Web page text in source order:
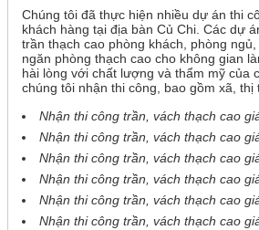
Chúng tôi đã thực hiện nhiều dự án thi
khách hàng tại địa bàn Củ Chi. Các dự
trần thạch cao phòng khách, phòng
ngăn phòng thạch cao cho không gian
hài lòng với chất lượng và thẩm mỹ của
chúng tôi nhận thi công, bao gồm xã, thị
Nhận thi công trần, vách thạch cao
Nhận thi công trần, vách thạch cao
Nhận thi công trần, vách thạch cao
Nhận thi công trần, vách thạch cao
Nhận thi công trần, vách thạch cao
Nhận thi công trần, vách thạch cao